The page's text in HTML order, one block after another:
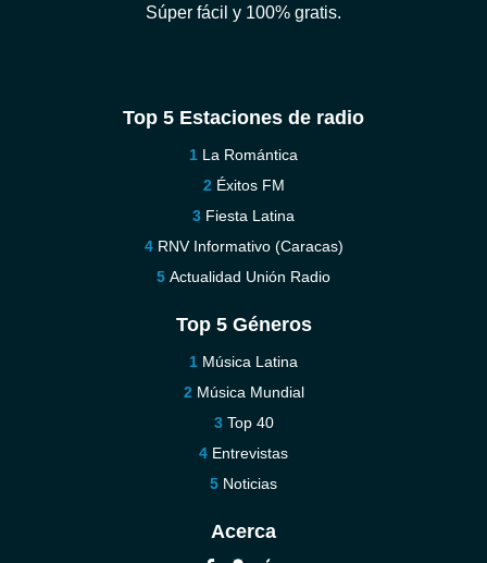
Súper fácil y 100% gratis.
Top 5 Estaciones de radio
La Romántica
Éxitos FM
Fiesta Latina
RNV Informativo (Caracas)
Actualidad Unión Radio
Top 5 Géneros
Música Latina
Música Mundial
Top 40
Entrevistas
Noticias
Acerca